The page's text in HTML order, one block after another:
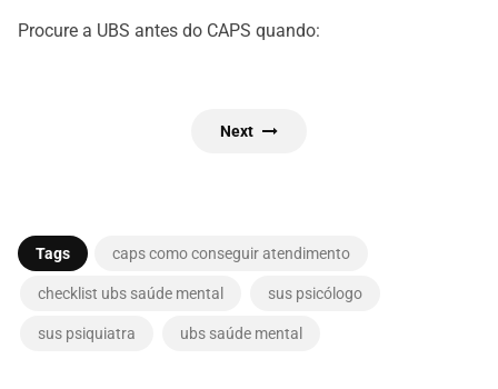
Procure a UBS antes do CAPS quando:
Next
Tags caps como conseguir atendimento
checklist ubs saúde mental sus psicólogo
sus psiquiatra ubs saúde mental